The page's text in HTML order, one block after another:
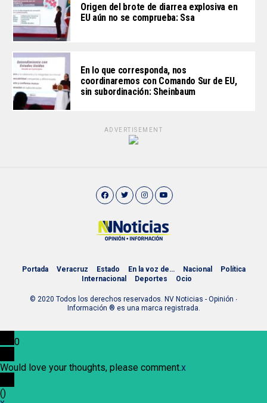
Origen del brote de diarrea explosiva en
EU aún no se comprueba: Ssa
En lo que corresponda, nos
coordinaremos con Comando Sur de EU,
sin subordinación: Sheinbaum
ADVERTISEMENT
Portada Veracruz Estado En la voz de… Nacional
Política
Internacional
Deportes Ocio
© 2020 Todos los derechos reservados. NV Noticias - Opinión ∙
Información ® es una marca registrada.
0
Would love your thoughts, please comment.x
()